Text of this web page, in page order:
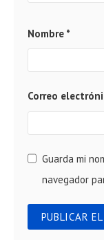
Nombre *
Correo
Guarda mi
navegador